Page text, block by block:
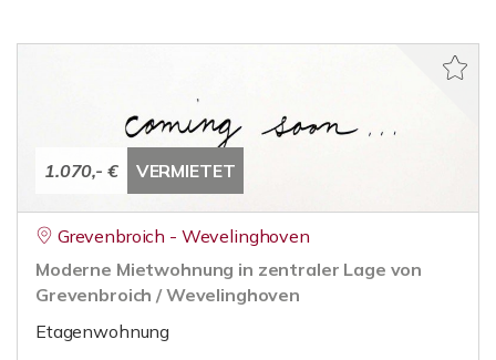
1.070,- € VERMIETET
Grevenbroich - Wevelinghoven
Moderne Mietwohnung in zentraler Lage von
Grevenbroich / Wevelinghoven
Etagenwohnung